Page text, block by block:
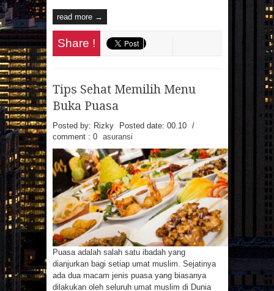
read more →
Share !
Tips Sehat Memilih Menu
Buka Puasa
Posted by: Rizky Posted date: 00.10
/
comment : 0
asuransi
Puasa adalah salah satu ibadah yang
dianjurkan bagi setiap umat muslim. Sejatinya
ada dua macam jenis puasa yang biasanya
dilakukan oleh seluruh umat muslim di Dunia